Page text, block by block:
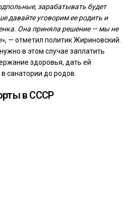
зарабатывать будет
давайте уговорим ее родить и
Она приняла решение — мы не
, — отметил политик Жириновский.
в этом случае заплатить
здоровья, дать ей
санатории до родов.
в СССР